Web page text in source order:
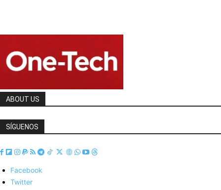
ABOUT US
SÍGUENOS
Facebook
Twitter